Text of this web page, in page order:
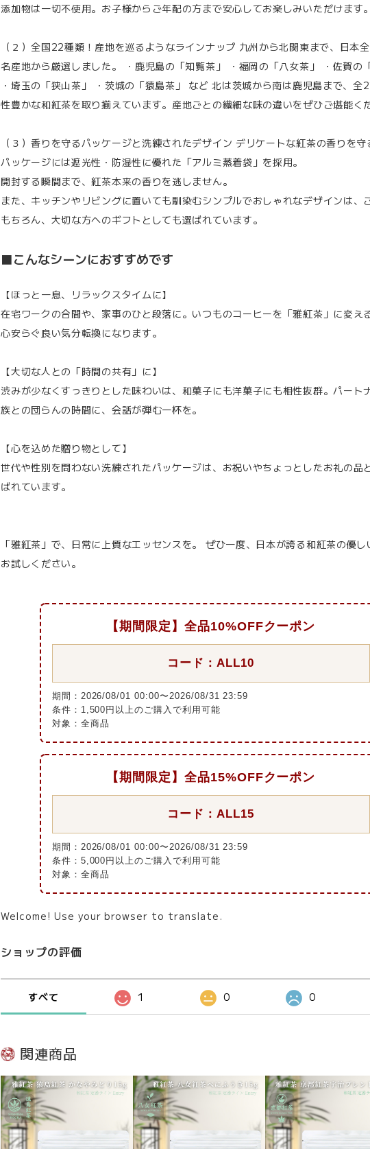
添加物は一切不使用。お子様からご年配の方まで安心してお楽しみいただけます。
（２）全国22種類！産地を巡るようなラインナップ 九州から北関東まで、日本
名産地から厳選しました。 ・鹿児島の「知覧茶」 ・福岡の「八女茶」 ・佐賀の
・埼玉の「狭山茶」 ・茨城の「猿島茶」 など 北は茨城から南は鹿児島まで、全
性豊かな和紅茶を取り揃えています。産地ごとの繊細な味の違いをぜひご堪能く
（３）香りを守るパッケージと洗練されたデザイン デリケートな紅茶の香りを守
パッケージには遮光性・防湿性に優れた「アルミ蒸着袋」を採用。
開封する瞬間まで、紅茶本来の香りを逃しません。
また、キッチンやリビングに置いても馴染むシンプルでおしゃれなデザインは、
もちろん、大切な方へのギフトとしても選ばれています。
■こんなシーンにおすすめです
【ほっと一息、リラックスタイムに】
在宅ワークの合間や、家事のひと段落に。いつものコーヒーを「雅紅茶」に変え
心安らぐ良い気分転換になります。
【大切な人との「時間の共有」に】
渋みが少なくすっきりとした味わいは、和菓子にも洋菓子にも相性抜群。パート
族との団らんの時間に、会話が弾む一杯を。
【心を込めた贈り物として】
世代や性別を問わない洗練されたパッケージは、お祝いやちょっとしたお礼の品
ばれています。
「雅紅茶」で、日常に上質なエッセンスを。 ぜひ一度、日本が誇る和紅茶の優し
お試しください。
【期間限定】全品10%OFFクーポン
コード：ALL10
期間：2026/08/01 00:00〜2026/08/31 23:59
条件：1,500円以上のご購入で利用可能
対象：全商品
【期間限定】全品15%OFFクーポン
コード：ALL15
期間：2026/08/01 00:00〜2026/08/31 23:59
条件：5,000円以上のご購入で利用可能
対象：全商品
Welcome! Use your browser to translate.
ショップの評価
すべて 1 0 0
関連商品